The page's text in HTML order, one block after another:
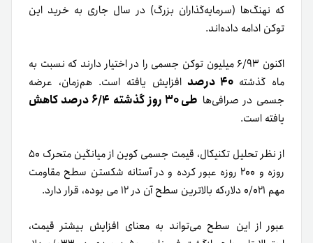
که نهنگ‌ها (سرمایه‌گذاران بزرگ) در سال جاری به خرید این
توکن ادامه داده‌اند.
اکنون ۶/۹۳ میلیون توکن جسمی را در اختیار دارند که نسبت به
ماه گذشته۴۰ درصد
افزایش یافته است. هم‌زمان، عرضه
جسمی در صرافی‌ها طی ۳۰ روز گذشته ۶/۴ درصد کاهش
یافته است.
از نظر تحلیل تکنیکال، قیمت جسمی کوین از میانگین متحرک ۵۰
روزه و ۲۰۰ روزه عبور کرده و در آستانه شکستن سطح مقاومت
مهم ۰/۰۲۱ دلار،که بالاترین سطح آن در ۱۲ می بوده، قرار دارد.
عبور از این سطح می‌تواند به معنای افزایش بیشتر قیمت،